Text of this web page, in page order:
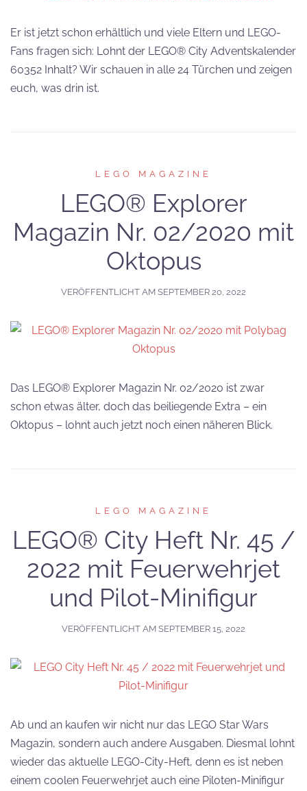
Er ist jetzt schon erhältlich und viele Eltern und LEGO-
Fans fragen sich: Lohnt der LEGO® City Adventskalender
60352 Inhalt? Wir schauen in alle 24 Türchen und zeigen
euch, was drin ist.
LEGO MAGAZINE
LEGO® Explorer
Magazin Nr. 02/2020 mit
Oktopus
VERÖFFENTLICHT AM SEPTEMBER 20, 2022
Das LEGO® Explorer Magazin Nr. 02/2020 ist zwar
schon etwas älter, doch das beiliegende Extra – ein
Oktopus – lohnt auch jetzt noch einen näheren Blick.
LEGO MAGAZINE
LEGO® City Heft Nr. 45 /
2022 mit Feuerwehrjet
und Pilot-Minifigur
VERÖFFENTLICHT AM SEPTEMBER 15, 2022
Ab und an kaufen wir nicht nur das LEGO Star Wars
Magazin, sondern auch andere Ausgaben. Diesmal lohnt
wieder das aktuelle LEGO-City-Heft, denn es ist neben
einem coolen Feuerwehrjet auch eine Piloten-Minifigur